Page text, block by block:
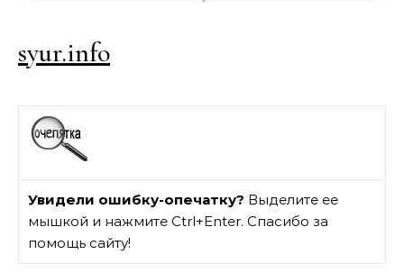
syur.info
Увидели ошибку-опечатку? Выделите ее
мышкой и нажмите Ctrl+Enter. Спасибо за
помощь сайту!